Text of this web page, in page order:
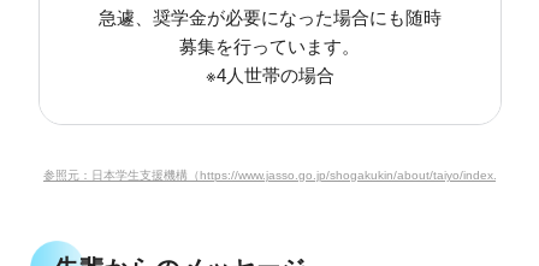
急遽、奨学金が必要になった場合にも随時
募集を行っています。
※4人世帯の場合
参照元：日本学生支援機構（https://www.jasso.go.jp/shogakukin/about/taiyo/index.html）